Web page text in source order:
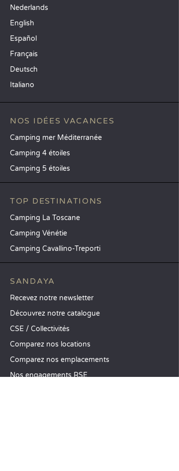
Nederlands
English
Español
Français
Deutsch
Italiano
NOS IDÉES VACANCES
Camping mer Méditerranée
Camping 4 étoiles
Camping 5 étoiles
TOP DESTINATIONS
Camping La Toscane
Camping Vénétie
Camping Cavallino-Treporti
SANDAYA
Recevez notre newsletter
Découvrez notre catalogue
CSE / Collectivités
Comparez nos locations
Comparez nos emplacements
Nos engagements RSE